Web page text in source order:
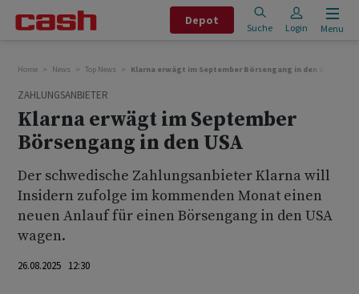
Depot
Suche Login Menu
Home News Top News Klarna erwägt im September Börsengang in den USA
ZAHLUNGSANBIETER
Klarna erwägt im September
Börsengang in den USA
Der schwedische Zahlungsanbieter Klarna will
Insidern zufolge im kommenden Monat einen
neuen Anlauf für einen Börsengang in den USA
wagen.
26.08.2025 12:30